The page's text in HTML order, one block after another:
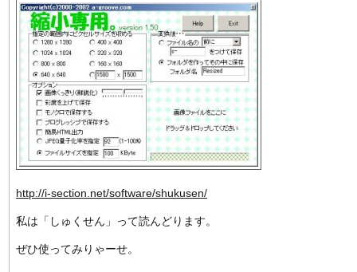
http://i-section.net/software/shukusen/
私は「しゅくせん」って読んどります。
ぜひ使ってみりゃーせ。